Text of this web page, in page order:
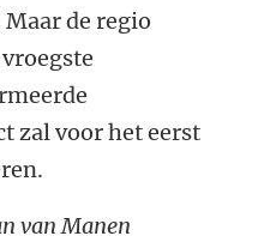
de regio
zal voor het eerst
van Manen